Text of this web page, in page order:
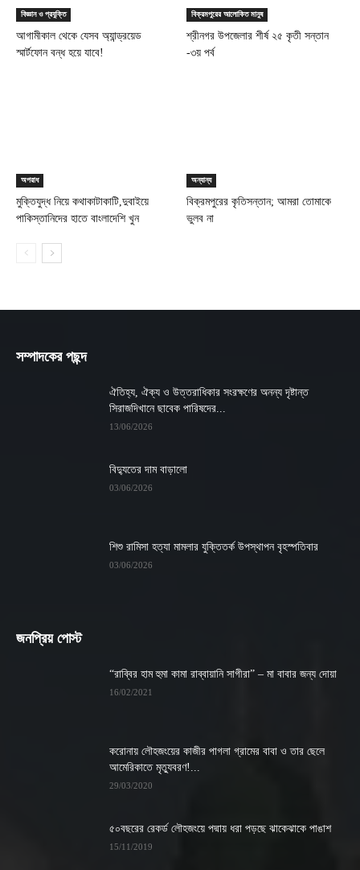
বিজ্ঞান ও প্রযুক্তি
আগামীকাল থেকে যেসব অ্যান্ড্রয়েড
স্মার্টফোন বন্ধ হয়ে যাবে!
বিক্রমপুরের আলোকিত মানুষ
শ্রীনগর উপজেলার শীর্ষ ২৫ কৃতী সন্তান
-৩য় পর্ব
অপরাধ
মুক্তিযুদ্ধ নিয়ে কথাকাটাকাটি,দুবাইয়ে
পাকিস্তানিদের হাতে বাংলাদেশি খুন
অন্যান্য
বিক্রমপুরের কৃতিসন্তান; আমরা তোমাকে
ভুলব না
সম্পাদকের পছন্দ
ঐতিহ্য, ঐক্য ও উত্তরাধিকার সংরক্ষণের অনন্য দৃষ্টান্ত
সিরাজদিখানে ছাবেক পারিষদের...
13/06/2026
বিদ্যুতের দাম বাড়ালো
03/06/2026
শিশু রামিসা হত্যা মামলার যুক্তিতর্ক উপস্থাপন বৃহস্পতিবার
03/06/2026
জনপ্রিয় পোস্ট
“রাব্বির হাম হুমা কামা রাব্বায়ানি সাগীরা” – মা বাবার জন্য দোয়া
16/02/2021
করোনায় লৌহজংয়ের কাজীর পাগলা গ্রামের বাবা ও তার ছেলে
আমেরিকাতে মৃত্যুবরণ!...
29/03/2020
৫০বছরের রেকর্ড লৌহজংয়ে পদ্মায় ধরা পড়ছে ঝাকেঝাকে পাঙাশ
15/11/2019